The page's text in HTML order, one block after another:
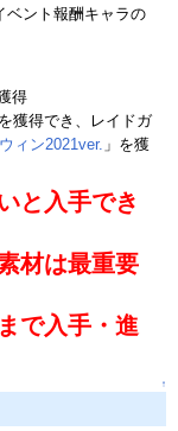
ベント報酬キャラの
得
獲得でき、レイドガ
ィン2021ver. 」を獲
と入手でき
材は最重要
で入手・進
↑